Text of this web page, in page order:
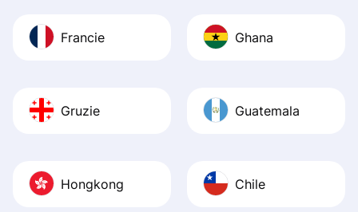
Francie Ghana
Gruzie Guatemala
Hongkong Chile